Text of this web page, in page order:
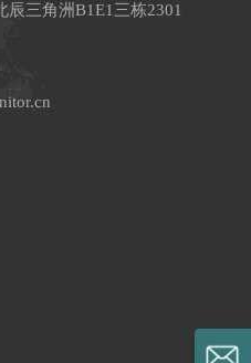
三角洲B1E1三栋2301